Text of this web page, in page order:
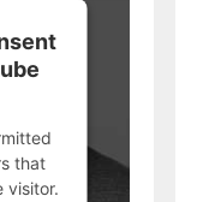
that
visitor.